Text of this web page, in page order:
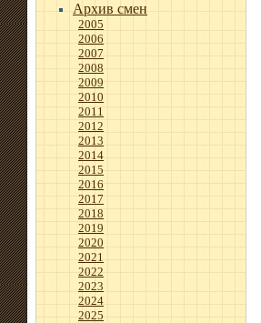
Архив смен
2005
2006
2007
2008
2009
2010
2011
2012
2013
2014
2015
2016
2017
2018
2019
2020
2021
2022
2023
2024
2025